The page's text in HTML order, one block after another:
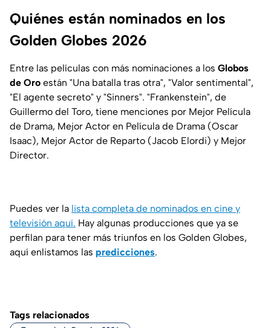
Quiénes están nominados en los
Golden Globes 2026
Entre las películas con más nominaciones a los Globos
de Oro están "Una batalla tras otra", "Valor sentimental",
"El agente secreto" y "Sinners". "Frankenstein", de
Guillermo del Toro, tiene menciones por Mejor Película
de Drama, Mejor Actor en Película de Drama (Oscar
Isaac), Mejor Actor de Reparto (Jacob Elordi) y Mejor
Director.
Puedes ver la lista completa de nominados en cine y
televisión aquí. Hay algunas producciones que ya se
perfilan para tener más triunfos en los Golden Globes,
aquí enlistamos las predicciones.
Tags relacionados